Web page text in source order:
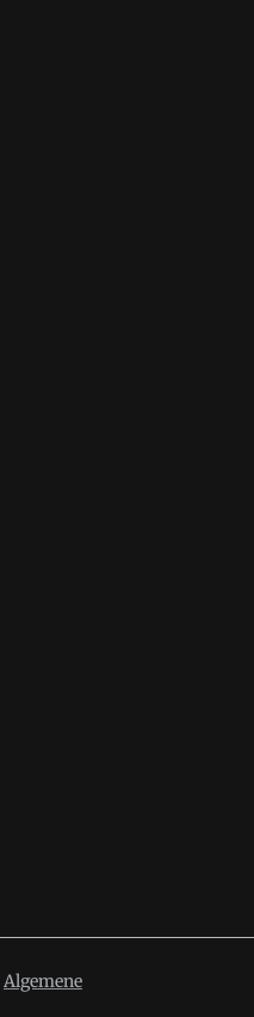
Algemene